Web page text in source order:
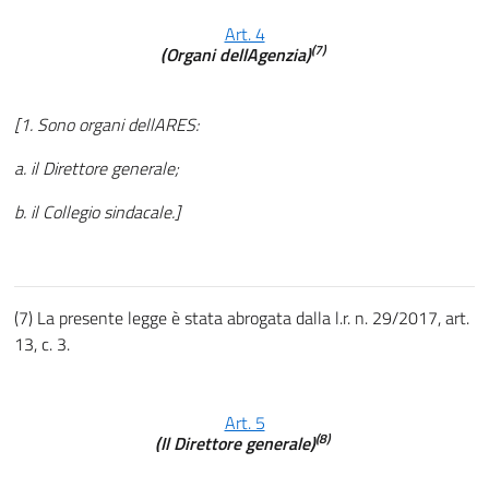
Art. 4
(Organi dellAgenzia)(7)
[1. Sono organi dellARES:
a. il Direttore generale;
b. il Collegio sindacale.]
(7) La presente legge è stata abrogata dalla l.r. n. 29/2017, art.
13, c. 3.
Art. 5
(Il Direttore generale)(8)